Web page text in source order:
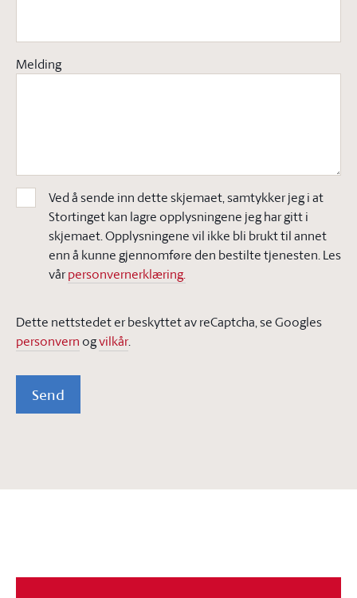
Melding
Ved å sende inn dette skjemaet, samtykker jeg i at
Stortinget kan lagre opplysningene jeg har gitt i
skjemaet. Opplysningene vil ikke bli brukt til annet
enn å kunne gjennomføre den bestilte tjenesten. Les
vårpersonvernerklæring.
Dette nettstedet er beskyttet av reCaptcha, se Googles
personvern ogvilkår.
Send